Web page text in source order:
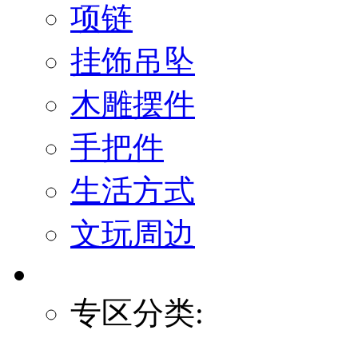
项链
挂饰吊坠
木雕摆件
手把件
生活方式
文玩周边
专区分类: